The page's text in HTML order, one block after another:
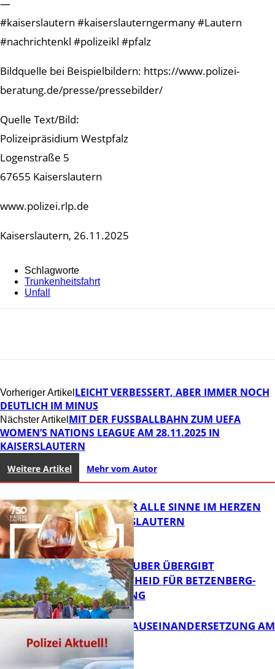
—
#kaiserslautern #kaiserslauterngermany #Lautern
#nachrichtenkl #polizeikl #pfalz
Bildquelle bei Beispielbildern: https://www.polizei-
beratung.de/presse/pressebilder/
Quelle Text/Bild:
Polizeipräsidium Westpfalz
Logenstraße 5
67655 Kaiserslautern
www.polizei.rlp.de
Kaiserslautern, 26.11.2025
Schlagworte
Trunkenheitsfahrt
Unfall
Vorheriger Artikel LEICHT VERBESSERT, ABER IMMER NOCH
DEUTLICH IM MINUS
Nächster Artikel MIT DER FUSSBALLBAHN ZUM UEFA W
OMEN’S NATIONS LEAGUE AM 28.11.2025 IN K
AISERSLAUTERN
Weitere Artikel Mehr vom Autor
FB Kultur
GENÜSSE FÜR ALLE SINNE IM HERZEN
VON KAISERSLAUTERN
MINISTER TEUBER ÜBERGIBT
FÖRDERBESCHEID FÜR BETZENBERG-
ENTWICKLUNG
HANDFESTE AUSEINANDERSETZUNG AM
PFAFFPLATZ